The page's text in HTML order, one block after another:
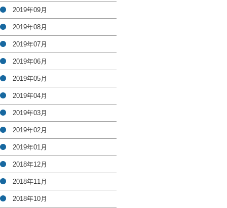
2019年09月
2019年08月
2019年07月
2019年06月
2019年05月
2019年04月
2019年03月
2019年02月
2019年01月
2018年12月
2018年11月
2018年10月